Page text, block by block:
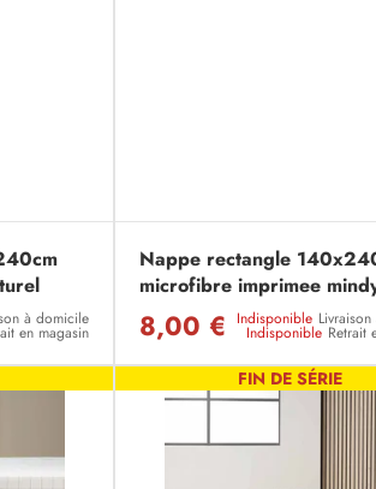
à domicile
en magasin
Nappe rectangle
microfibre imprimee
8,00 € Indisponible
Indisponible Retrait
FIN DE SÉRIE